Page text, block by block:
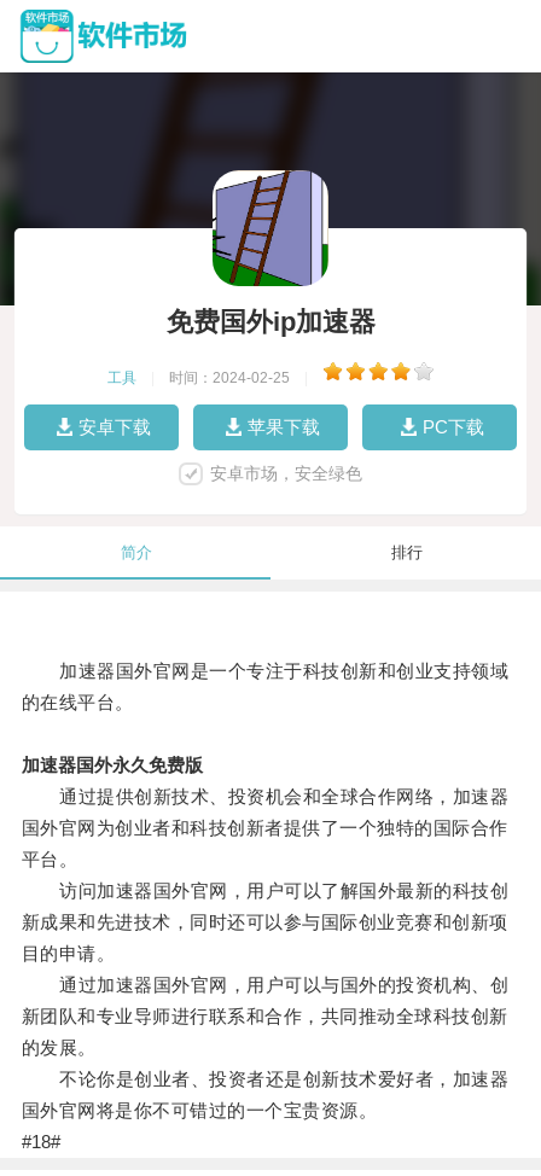
免费国外ip加速器
工具 时间：2024-02-25
安卓下载 苹果下载 PC下载
安卓市场，安全绿色
简介 排行
加速器国外官网是一个专注于科技创新和创业支持领域
的在线平台。
加速器国外永久免费版
通过提供创新技术、投资机会和全球合作网络，加速器
国外官网为创业者和科技创新者提供了一个独特的国际合作
平台。
访问加速器国外官网，用户可以了解国外最新的科技创
新成果和先进技术，同时还可以参与国际创业竞赛和创新项
目的申请。
通过加速器国外官网，用户可以与国外的投资机构、创
新团队和专业导师进行联系和合作，共同推动全球科技创新
的发展。
不论你是创业者、投资者还是创新技术爱好者，加速器
国外官网将是你不可错过的一个宝贵资源。
#18#